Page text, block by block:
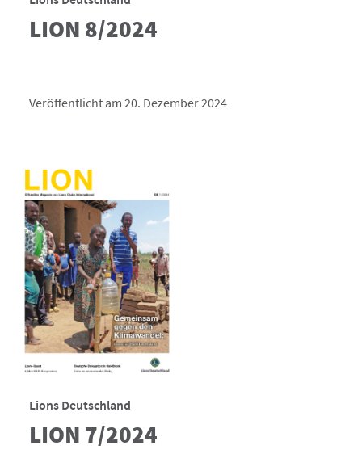
LION 8/2024
Veröffentlicht am 20. Dezember 2024
Lions Deutschland
LION 7/2024